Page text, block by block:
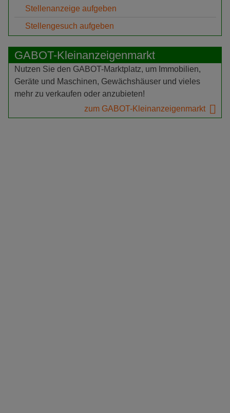
Stellenanzeige aufgeben
Stellengesuch aufgeben
GABOT-Kleinanzeigenmarkt
Nutzen Sie den GABOT-Marktplatz, um Immobilien,
Geräte und Maschinen, Gewächshäuser und vieles
mehr zu verkaufen oder anzubieten!
zum GABOT-Kleinanzeigenmarkt